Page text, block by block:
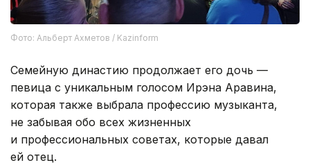
Фото: Альберт Ахметов / Kazinform
Семейную династию продолжает его дочь —
певица с уникальным голосом Ирэна Аравина,
которая также выбрала профессию музыканта,
не забывая обо всех жизненных
и профессиональных советах, которые давал
ей отец.